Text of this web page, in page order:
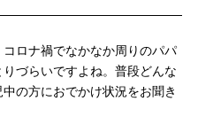
ロナ禍でなかなか周りのパパ
づらいですよね。普段どんな
の方におでかけ状況をお聞き